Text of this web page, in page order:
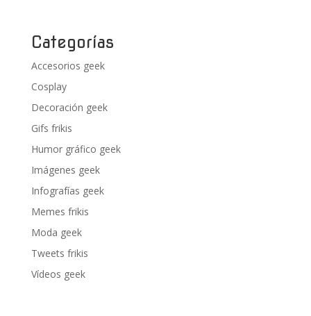
Categorías
Accesorios geek
Cosplay
Decoración geek
Gifs frikis
Humor gráfico geek
Imágenes geek
Infografías geek
Memes frikis
Moda geek
Tweets frikis
Vídeos geek